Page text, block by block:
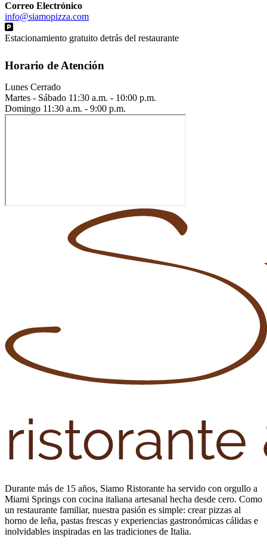
Correo Electrónico
info@siamopizza.com
Estacionamiento gratuito detrás del restaurante
Horario de Atención
Lunes Cerrado
Martes - Sábado 11:30 a.m. - 10:00 p.m.
Domingo 11:30 a.m. - 9:00 p.m.
Durante más de 15 años, Siamo Ristorante ha servido con orgullo a
Miami Springs con cocina italiana artesanal hecha desde cero. Como
un restaurante familiar, nuestra pasión es simple: crear pizzas al
horno de leña, pastas frescas y experiencias gastronómicas cálidas e
inolvidables inspiradas en las tradiciones de Italia.